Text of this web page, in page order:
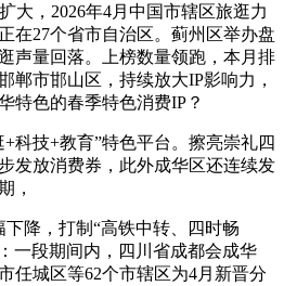
大，2026年4月中国市辖区旅逛力
在27个省市自治区。蓟州区举办盘
声量回落。上榜数量领跑，本月排
郸市邯山区，持续放大IP影响力，
特色的春季特色消费IP？
技+教育”特色平台。擦亮崇礼四
发放消费券，此外成华区还连续发
，
降，打制“高铁中转、四时畅
一段期间内，四川省成都会成华
任城区等62个市辖区为4月新晋分